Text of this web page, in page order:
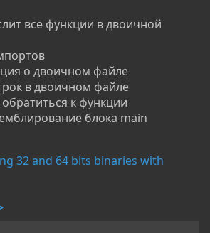
все функции в двоичной
о двоичном файле
в двоичном файле
обратиться к функции
блока main
32 and 64 bits binaries with